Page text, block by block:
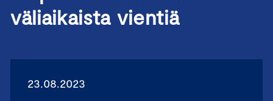
väliaikaista vientiä
23.08.2023